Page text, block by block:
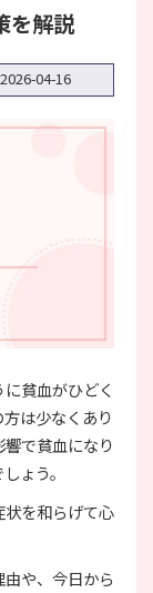
を解説
2026-04-16
貧血がひどく
は少なくあり
で貧血になり
ょう。
を和らげて心
や、今日から